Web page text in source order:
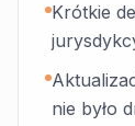
Krótkie
nie było